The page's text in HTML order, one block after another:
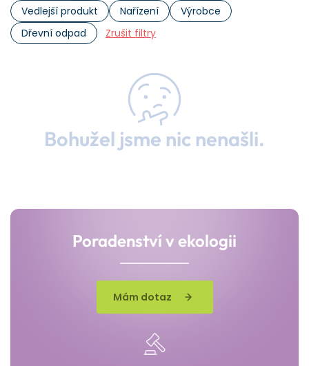
Vedlejší produkt
Nařízení
Výrobce
Dřevní odpad
Zrušit filtry
Bohužel jsme nic nenašli.
Poradenství v ekologii
Mám dotaz